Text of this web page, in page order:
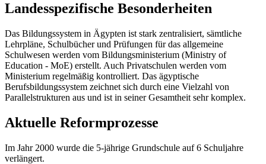
Landesspezifische Besonderheiten
Das Bildungssystem in Ägypten ist stark zentralisiert, sämtliche
Lehrpläne, Schulbücher und Prüfungen für das allgemeine
Schulwesen werden vom Bildungsministerium (Ministry of
Education - MoE) erstellt. Auch Privatschulen werden vom
Ministerium regelmäßig kontrolliert. Das ägyptische
Berufsbildungssystem zeichnet sich durch eine Vielzahl von
Parallelstrukturen aus und ist in seiner Gesamtheit sehr komplex.
Aktuelle Reformprozesse
Im Jahr 2000 wurde die 5-jährige Grundschule auf 6 Schuljahre
verlängert.